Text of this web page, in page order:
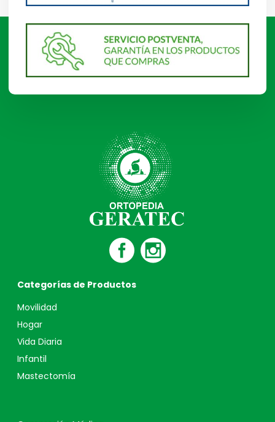
Categorías de Productos
Movilidad
Hogar
Vida Diaria
Infantil
Mastectomía